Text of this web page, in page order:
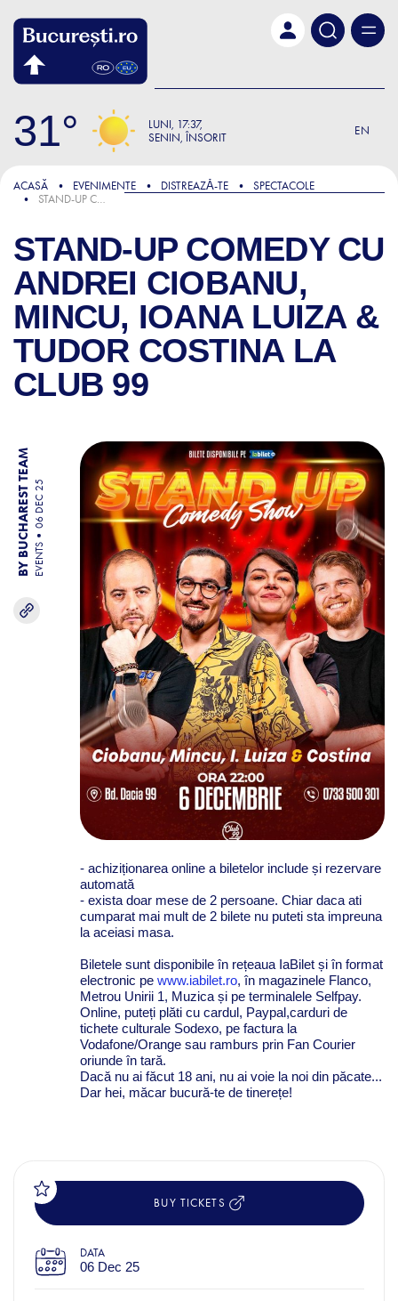
31 LUNI 17:37
SENIN, ÎNSORIT
EN
ACASĂ EVENIMENTE DISTREAZǍ-TE
SPECTACOLE
STAND-UP COMEDY CU ANDREI CIOBANU, MINCU, IOANA LUIZA & TUDOR COSTINA LA CLUB 99
STAND-UP COMEDY CU
ANDREI CIOBANU,
MINCU, IOANA LUIZA &
TUDOR COSTINA LA
CLUB 99
BY BUCHAREST TEAM EVENTS
06 DEC 25
- achiziționarea online a biletelor include și rezervare
automată
- exista doar mese de 2 persoane. Chiar daca ati
cumparat mai mult de 2 bilete nu puteti sta impreuna
la aceiasi masa.
Biletele sunt disponibile în rețeaua IaBilet și în format
electronic pe www.iabilet.ro, în magazinele Flanco,
Metrou Unirii 1, Muzica și pe terminalele Selfpay.
Online, puteți plăti cu cardul, Paypal,carduri de
tichete culturale Sodexo, pe factura la
Vodafone/Orange sau ramburs prin Fan Courier
oriunde în tară.
Dacă nu ai făcut 18 ani, nu ai voie la noi din păcate...
Dar hei, măcar bucură-te de tinerețe!
BUY TICKETS
DATA
06 Dec 25